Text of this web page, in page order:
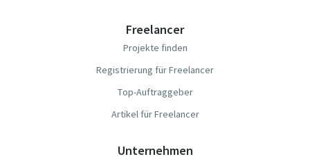
Freelancer
Projekte finden
Registrierung für Freelancer
Top-Auftraggeber
Artikel für Freelancer
Unternehmen